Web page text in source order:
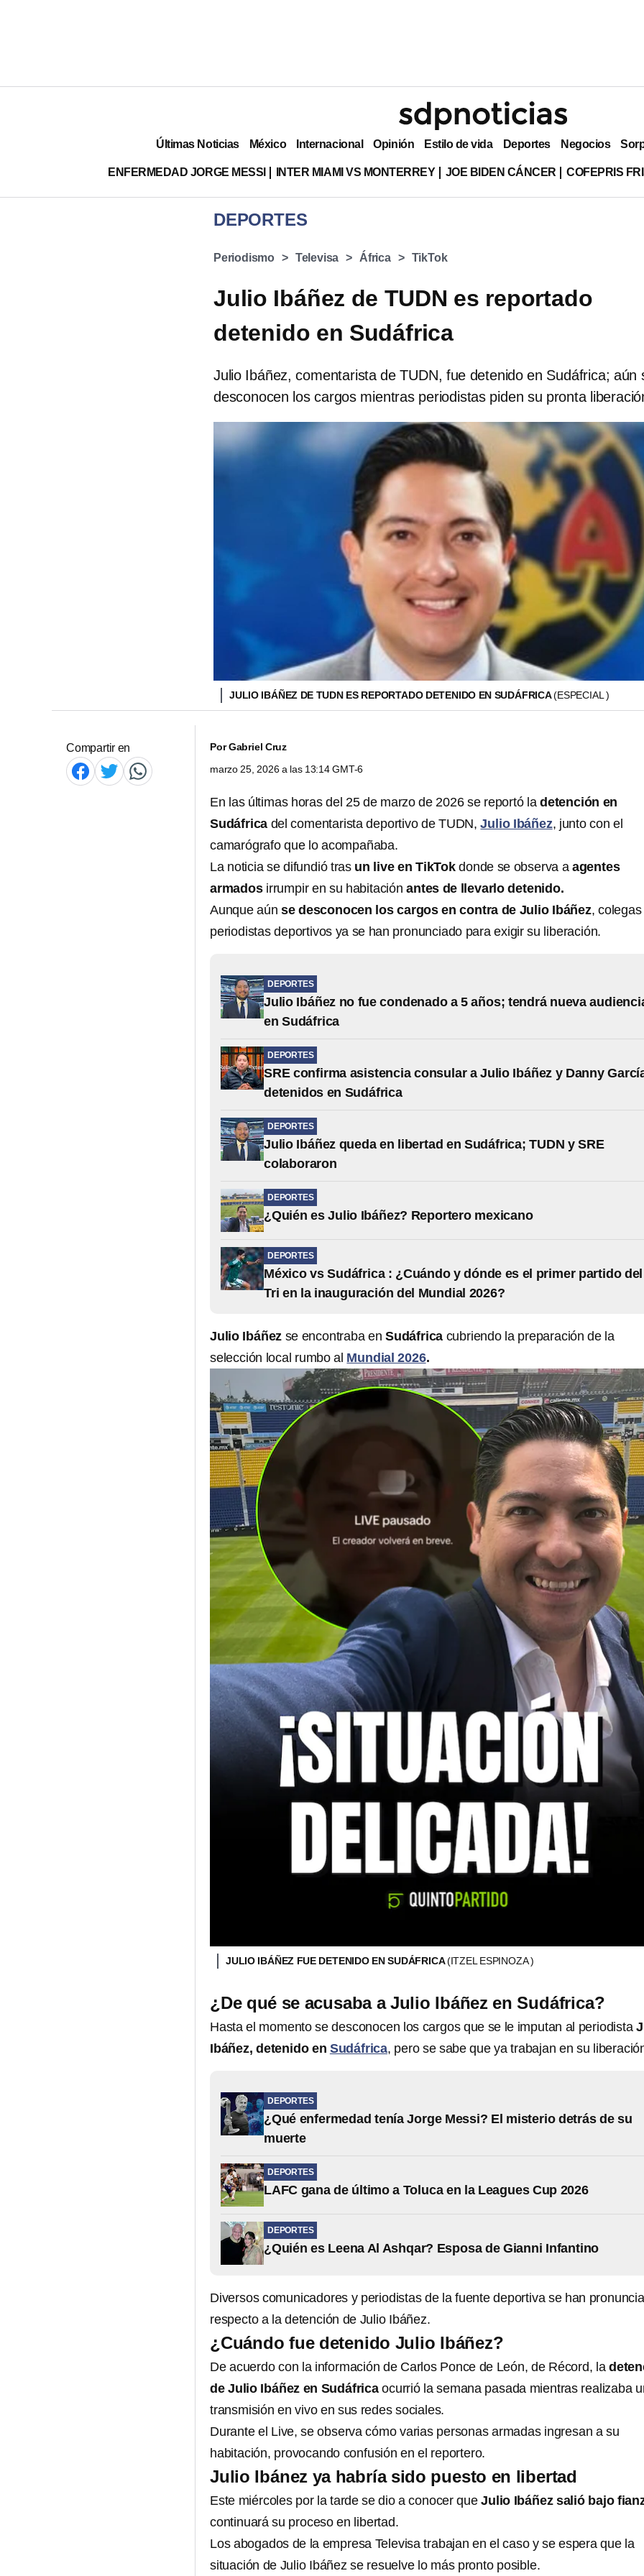
Últimas Noticias México Internacional Opinión Estilo de vida Deportes Negocios
ENFERMEDAD JORGE MESSI INTER MIAMI VS MONTERREY JOE BIDEN CÁNCER COFEPRIS
DEPORTES
Periodismo Televisa África TikTok
Julio Ibáñez de TUDN es reportado
detenido en Sudáfrica
Julio Ibáñez, comentarista de TUDN, fue detenido en Sudáfrica; aún
desconocen los cargos mientras periodistas piden su pronta
JULIO IBÁÑEZ DE TUDN ES REPORTADO DETENIDO EN SUDÁFRICA(ESPECIAL )
Compartir en PorGabriel Cruz
marzo 25, 2026 a las 13:14 GMT-6
En las últimas horas del 25 de marzo de 2026 se reportó la detención en
Sudáfrica del comentarista deportivo de TUDN,Julio Ibáñez, junto con el
camarógrafo que lo acompañaba.
La noticia se difundió tras un live en TikTokdonde se observa a agentes
armadosirrumpir en su habitaciónantes de llevarlo detenido.
Aunque aún se desconocen los cargos en contra de Julio Ibáñez, colegas
periodistas deportivos ya se han pronunciado para exigir su liberación.
DEPORTES
Julio Ibáñez no fue condenado a 5 años; tendrá nueva
en Sudáfrica
DEPORTES
SRE confirma asistencia consular a Julio Ibáñez y Danny
detenidos en Sudáfrica
DEPORTES
Julio Ibáñez queda en libertad en Sudáfrica; TUDN y SRE
colaboraron
DEPORTES
¿Quién es Julio Ibáñez? Reportero mexicano
DEPORTES
México vs Sudáfrica : ¿Cuándo y dónde es el primer partido del
Tri en la inauguración del Mundial 2026?
Julio Ibáñez se encontraba enSudáfrica cubriendo la preparación de la
selección local rumbo al Mundial 2026.
JULIO IBÁÑEZ FUE DETENIDO EN SUDÁFRICA(ITZEL ESPINOZA )
¿De qué se acusaba a Julio Ibáñez en Sudáfrica?
Hasta el momento se desconocen los cargos que se le imputan al periodista
Ibáñez, detenido en Sudáfrica, pero se sabe que ya trabajan en su
DEPORTES
¿Qué enfermedad tenía Jorge Messi? El misterio detrás de su
muerte
DEPORTES
LAFC gana de último a Toluca en la Leagues Cup 2026
DEPORTES
¿Quién es Leena Al Ashqar? Esposa de Gianni Infantino
Diversos comunicadores y periodistas de la fuente deportiva se han
respecto a la detención de Julio Ibáñez.
¿Cuándo fue detenido Julio Ibáñez?
De acuerdo con la información de Carlos Ponce de León, de Récord, la
de Julio Ibáñez en Sudáfricaocurrió la semana pasada mientras realizaba
transmisión en vivo en sus redes sociales.
Durante el Live, se observa cómo varias personas armadas ingresan a su
habitación, provocando confusión en el reportero.
Julio Ibánez ya habría sido puesto en libertad
Este miércoles por la tarde se dio a conocer queJulio Ibáñez salió bajo
continuará su proceso en libertad.
Los abogados de la empresa Televisa trabajan en el caso y se espera que la
situación de Julio Ibáñez se resuelve lo más pronto posible.